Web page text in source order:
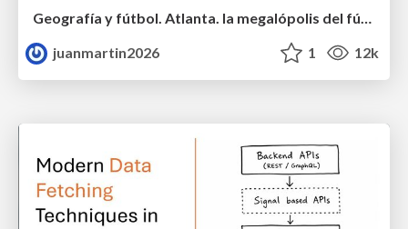
Geografía y fútbol. Atlanta. la megalópolis del fútbol
juanmartin2026
1 12k